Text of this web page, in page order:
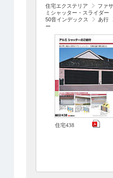
住宅エクステリア
ファ
ミシャッター・スライダー
50音インデックス
あ行
ー
住宅438